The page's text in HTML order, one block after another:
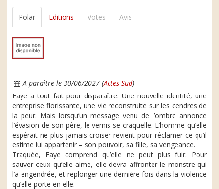
Polar Editions Votes Avis
A paraître le 30/06/2027 (Actes Sud)
Faye a tout fait pour disparaître. Une nouvelle identité, une
entreprise florissante, une vie reconstruite sur les cendres de
la peur. Mais lorsqu’un message venu de l’ombre annonce
l’évasion de son père, le vernis se craquelle. L’homme qu’elle
espérait ne plus jamais croiser revient pour réclamer ce qu’il
estime lui appartenir – son pouvoir, sa fille, sa vengeance.
Traquée, Faye comprend qu’elle ne peut plus fuir. Pour
sauver ceux qu’elle aime, elle devra affronter le monstre qui
l’a engendrée, et replonger une dernière fois dans la violence
qu’elle porte en elle.